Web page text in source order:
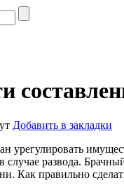
Добавить в закладки
урегулировать
случае развода.
Как правильно